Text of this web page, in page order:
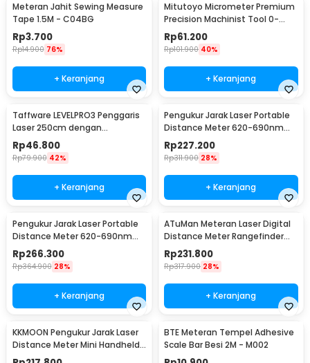
Meteran Jahit Sewing Measure
Tape 1.5M - C04BG
Rp3.700
Rp14.900 76%
+ Keranjang
Mitutoyo Micrometer Premium
Precision Machinist Tool 0-
25mm 0.01mm - QST008
Rp61.200
Rp101.900 40%
+ Keranjang
Taffware LEVELPRO3 Penggaris
Laser 250cm dengan
Waterpass - TL243
Rp46.800
Rp79.900 42%
+ Keranjang
Pengukur Jarak Laser Portable
Distance Meter 620-690nm
40M - D201
Rp227.200
Rp311.900 28%
+ Keranjang
Pengukur Jarak Laser Portable
Distance Meter 620-690nm
100M - D201
Rp266.300
Rp364.900 28%
+ Keranjang
ATuMan Meteran Laser Digital
Distance Meter Rangefinder
Portable 40M - LS-P
Rp231.800
Rp317.900 28%
+ Keranjang
KKMOON Pengukur Jarak Laser
Distance Meter Mini Handheld
40M - JQ-40
BTE Meteran Tempel Adhesive
Scale Bar Besi 2M - M002